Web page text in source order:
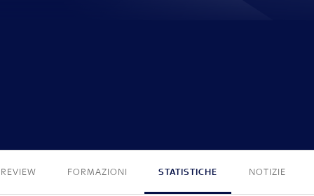
FORMAZIONI STATISTICHE NOTIZIE